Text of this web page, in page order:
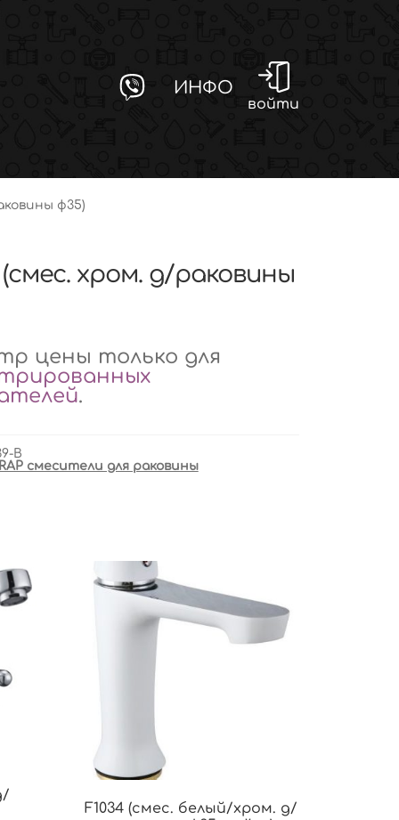
ИНФО
войти
ф35)
(смес. хром. д/раковины
цены только для
.
B
смесители для раковины
F1034 (смес. белый/хром. д/